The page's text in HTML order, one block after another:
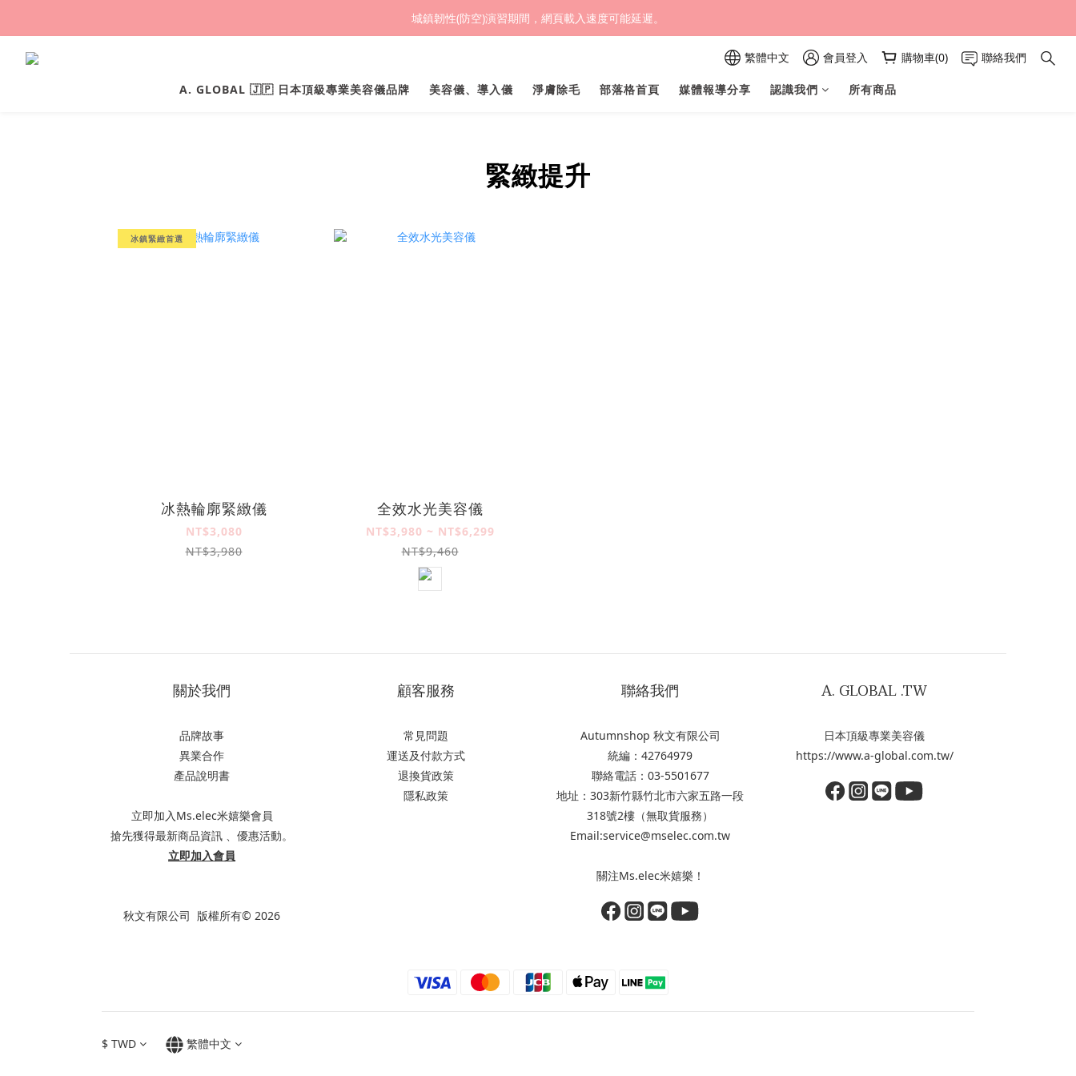
(熱銷加開優惠) 限時滿額贈🎁 LED循環涼風桌扇
城鎮韌性(防空)演習期間，網頁載入速度可能延遲。
繁體中文 會員登入 購物車(0) 聯絡我們
A. GLOBAL 🇯🇵 日本頂級專業美容儀品牌 美容儀、導入儀 淨膚除毛 部落格首頁 媒體報導分享 認識我們 所有商品
緊緻提升
冰鎮緊緻首選
冰熱輪廓緊緻儀
NT$3,080
NT$3,980
全效水光美容儀
NT$3,980 ~ NT$6,299
NT$9,460
關於我們
品牌故事
異業合作
產品說明書
立即加入Ms.elec米嬉樂會員
搶先獲得最新商品資訊 、優惠活動。
立即加入會員
秋文有限公司 版權所有© 2026
顧客服務
常見問題
運送及付款方式
退換貨政策
隱私政策
聯絡我們
Autumnshop 秋文有限公司
統編：42764979
聯絡電話：03-5501677
地址：303新竹縣竹北市六家五路一段
318號2樓（無取貨服務）
Email:service@mselec.com.tw
關注Ms.elec米嬉樂！
A. GLOBAL .TW
日本頂級專業美容儀
https://www.a-global.com.tw/
$ TWD 繁體中文